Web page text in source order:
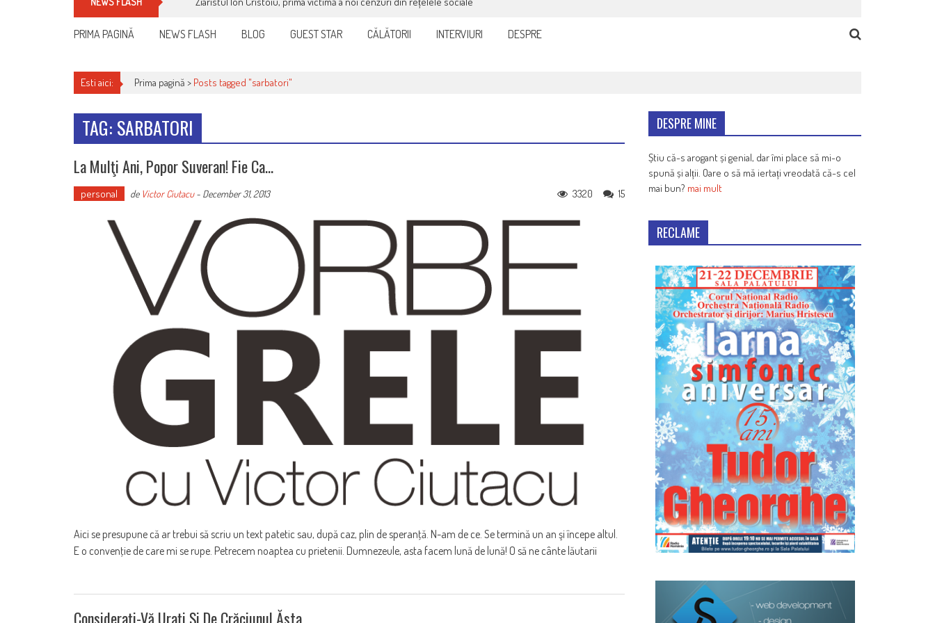
PRIMA PAGINĂ NEWS FLASH BLOG GUEST STAR CĂLĂTORII INTERVIURI DESPRE
Esti aici: Prima pagină > Posts tagged "sarbatori"
TAG: SARBATORI
La Mulţi Ani, Popor Suveran! Fie Ca…
personal de Victor Ciutacu- December 31, 2013 15
3320
Aici se presupune că ar trebui să scriu un text patetic sau, după caz, plin de speranţă. N-am de ce. Se termină un an şi începe altul.
E o convenţie de care mi se rupe. Petrecem noaptea cu prietenii. Dumnezeule, asta facem lună de lună! O să ne cânte lăutarii
Consideraţi-Vă Uraţi Şi De Crăciunul Ăsta
DESPRE MINE
Știu că-s arogant și genial, dar îmi place să mi-o
spună și alții. Oare o să mă iertați vreodată că-s cel
mai bun? mai mult
RECLAME